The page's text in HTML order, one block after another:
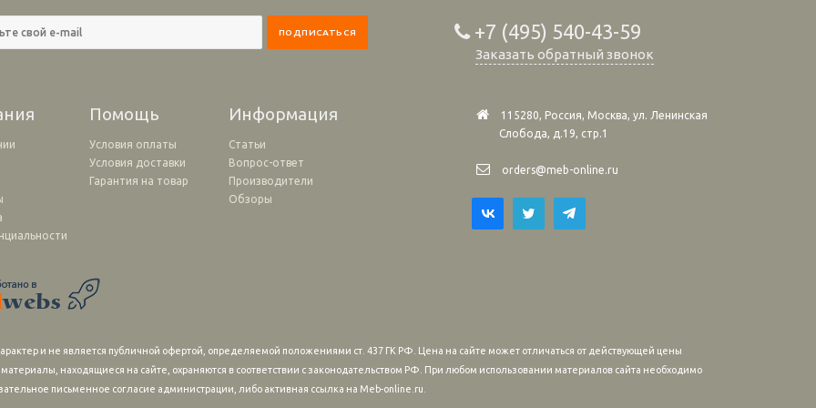
+7 (495) 540-43-59
Заказать обратный звонок
Помощь Информация
Условия оплаты
Условия доставки
Гарантия на товар
Статьи
Вопрос-ответ
Производители
Обзоры
115280, Россия, Москва, ул. Ленинская
Слобода, д.19, стр.1
orders@meb-online.ru
и не является публичной офертой, определяемой положениями ст. 437 ГК РФ. Цена на сайте может отличаться от действующей цены
находящиеся на сайте, охраняются в соответствии с законодательством РФ. При любом использовании материалов сайта необходимо
письменное согласие администрации, либо активная ссылка на Meb-online.ru.